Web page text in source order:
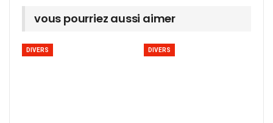
vous pourriez aussi aimer
DIVERS DIVERS